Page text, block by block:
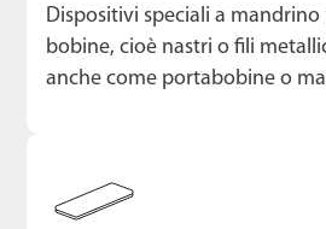
Dispositivi speciali a
bobine, cioè nastri o fili
anche come portabobine o